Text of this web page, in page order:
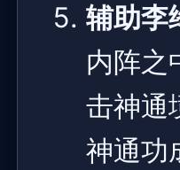
辅助李
内阵之
击神通
神通